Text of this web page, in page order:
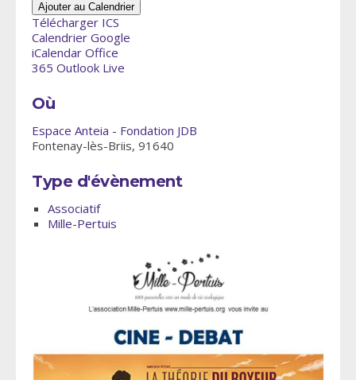
Ajouter au Calendrier
Télécharger ICS
Calendrier Google
iCalendar Office
365 Outlook Live
Où
Espace Anteia - Fondation JDB
Fontenay-lès-Briis, 91640
Type d'évènement
Associatif
Mille-Pertuis